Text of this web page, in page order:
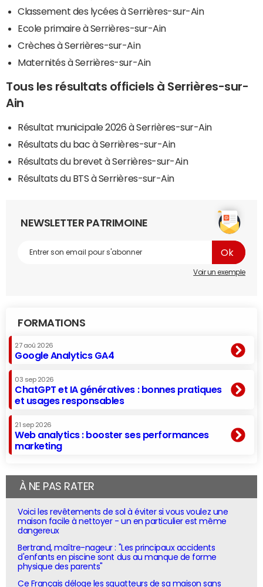
Classement des lycées à Serrières-sur-Ain
Ecole primaire à Serrières-sur-Ain
Crèches à Serrières-sur-Ain
Maternités à Serrières-sur-Ain
Tous les résultats officiels à Serrières-sur-
Ain
Résultat municipale 2026 à Serrières-sur-Ain
Résultats du bac à Serrières-sur-Ain
Résultats du brevet à Serrières-sur-Ain
Résultats du BTS à Serrières-sur-Ain
NEWSLETTER PATRIMOINE
Voir un exemple
FORMATIONS
27 aoû 2026
Google Analytics GA4
03 sep 2026
ChatGPT et IA génératives : bonnes pratiques
et usages responsables
21 sep 2026
Web analytics : booster ses performances
marketing
À NE PAS RATER
Voici les revêtements de sol à éviter si vous voulez une
maison facile à nettoyer - un en particulier est même
dangereux
Bertrand, maître-nageur : "Les principaux accidents
d'enfants en piscine sont dus au manque de forme
physique des parents"
Ce Français déloge les squatteurs de sa maison sans